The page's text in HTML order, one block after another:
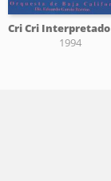
1994